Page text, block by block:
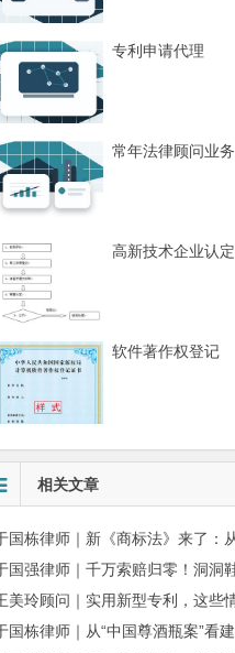
专利申请代理
常年法律顾问业务
高新技术企业认定
软件著作权登记
相关文章